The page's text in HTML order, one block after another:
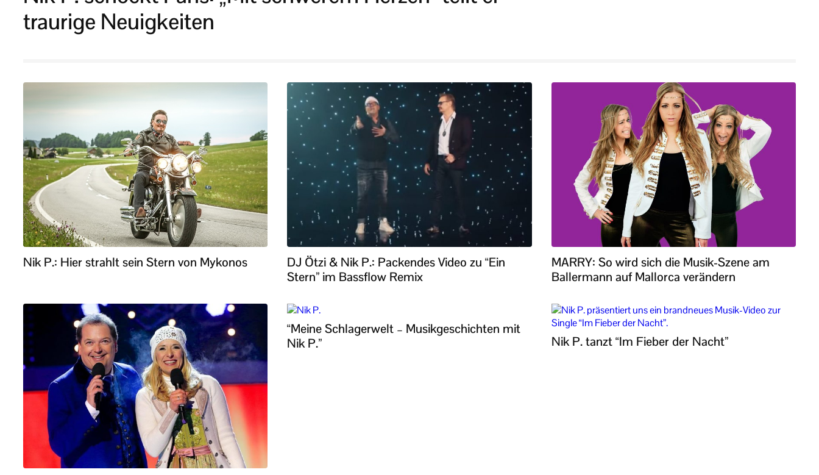
traurige Neuigkeiten
Nik P.: Hier strahlt sein Stern von Mykonos
DJ Ötzi & Nik P.: Packendes Video zu “Ein
Stern” im Bassflow Remix
MARRY: So wird sich die Musik-Szene am
Ballermann auf Mallorca verändern
“Meine Schlagerwelt – Musikgeschichten mit
Nik P.”
Nik P. tanzt “Im Fieber der Nacht”